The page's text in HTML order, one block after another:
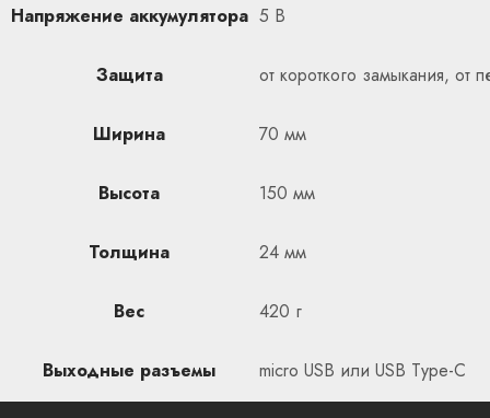
Напряжение аккумулятора 5 В
Защита от короткого замыкания, от
Ширина 70 мм
Высота 150 мм
Толщина 24 мм
Вес 420 г
Выходные разъемы micro USB или USB Type-C